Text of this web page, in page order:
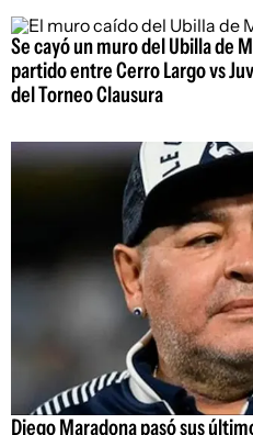
Se cayó un muro del Ubilla de
partido entre Cerro Largo vs
del Torneo Clausura
Diego Maradona pasó sus